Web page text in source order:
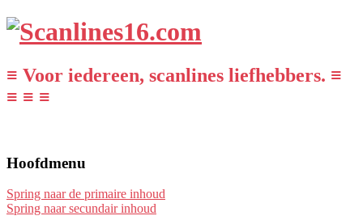
≡ Voor iedereen, scanlines liefhebbers. ≡
≡ ≡ ≡
Hoofdmenu
Spring naar de primaire inhoud
Spring naar secundair inhoud